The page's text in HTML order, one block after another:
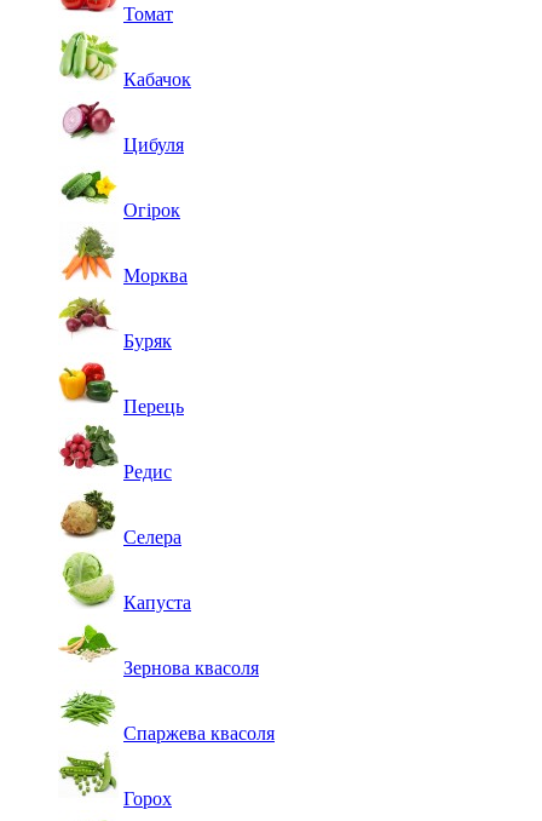
Томат
Кабачок
Цибуля
Огірок
Морква
Буряк
Перець
Редис
Селера
Капуста
Зернова квасоля
Спаржева квасоля
Горох